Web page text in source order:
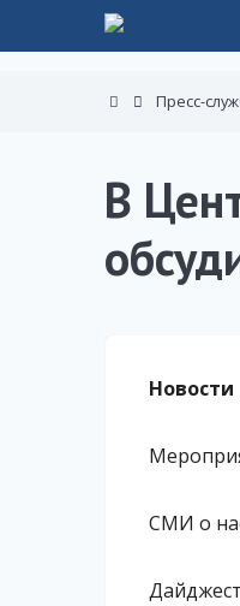
Пресс-
В
Новости
СМИ о